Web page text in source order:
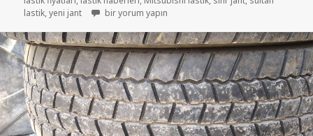
lastik,yeni jant 215/75R17.5 VE 225/75R17.5 DİŞLİ LASTİKLER için
bir yorum yapın